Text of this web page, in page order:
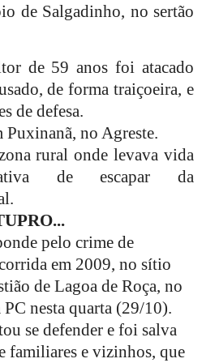
de Salgadinho, no sertão
de 59 anos foi atacado
de forma traiçoeira, e
de defesa.
no Agreste.
rural onde levava vida
de escapar da
pelo crime de
em 2009, no sítio
de Lagoa de Roça, no
nesta quarta (29/10).
se defender e foi salva
familiares e vizinhos, que